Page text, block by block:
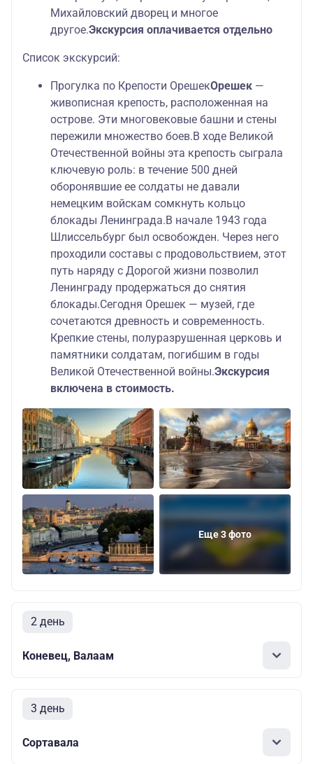
Михайловский дворец и многое
другое.Экскурсия оплачивается отдельно
Список экскурсий:
Прогулка по Крепости ОрешекОрешек —
живописная крепость, расположенная на
острове. Эти многовековые башни и стены
пережили множество боев.В ходе Великой
Отечественной войны эта крепость сыграла
ключевую роль: в течение 500 дней
оборонявшие ее солдаты не давали
немецким войскам сомкнуть кольцо
блокады Ленинграда.В начале 1943 года
Шлиссельбург был освобожден. Через него
проходили составы с продовольствием, этот
путь наряду с Дорогой жизни позволил
Ленинграду продержаться до снятия
блокады.Сегодня Орешек — музей, где
сочетаются древность и современность.
Крепкие стены, полуразрушенная церковь и
памятники солдатам, погибшим в годы
Великой Отечественной войны.Экскурсия
включена в стоимость.
Еще 3 фото
2 день
Коневец, Валаам
3 день
Сортавала